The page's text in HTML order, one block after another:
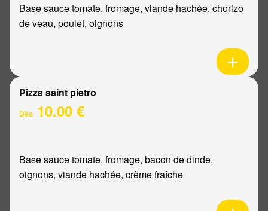
Base sauce tomate, fromage, viande hachée, chorizo
de veau, poulet, oignons
Pizza saint pietro
Dès 10.00 €
Base sauce tomate, fromage, bacon de dinde,
oignons, viande hachée, crème fraîche